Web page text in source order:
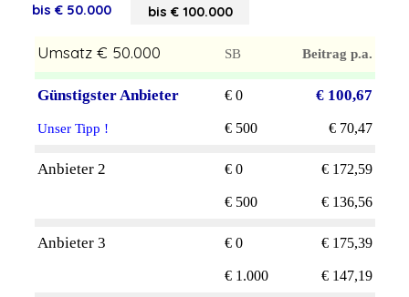
bis € 50.000
bis € 100.000
bis € 250.000
Umsatz € 50.000 SB Beitrag p.a.
Günstigster Anbieter € 0 € 100,67
Unser Tipp ! € 500 € 70,47
Anbieter 2 € 0 € 172,59
€ 500 € 136,56
Anbieter 3 € 0 € 175,39
€ 1.000 € 147,19